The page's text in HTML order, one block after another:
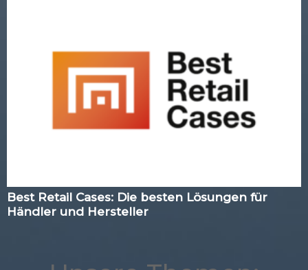
Best Retail Cases: Die besten Lösungen für
Händler und Hersteller